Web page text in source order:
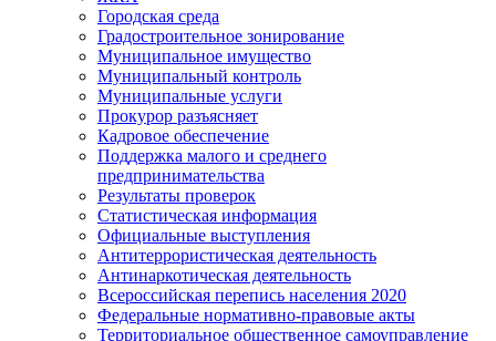
Городская среда
Градостроительное зонирование
Муниципальное имущество
Муниципальный контроль
Муниципальные услуги
Прокурор разъясняет
Кадровое обеспечение
Поддержка малого и среднего
предпринимательства
Результаты проверок
Статистическая информация
Официальные выступления
Антитеррористическая деятельность
Антинаркотическая деятельность
Всероссийская перепись населения 2020
Федеральные нормативно-правовые акты
Территориальное общественное самоуправление